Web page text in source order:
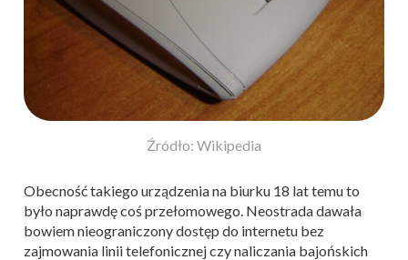
Źródło: Wikipedia
Obecność takiego urządzenia na biurku 18 lat temu to
było naprawdę coś przełomowego. Neostrada dawała
bowiem nieograniczony dostęp do internetu bez
zajmowania linii telefonicznej czy naliczania bajońskich